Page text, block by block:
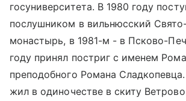
госуниверситета. В 1980 году
послушником в вильнюсский
монастырь, в 1981-м - в Псково-
году принял постриг с именем
преподобного Романа
жил в одиночестве в скиту